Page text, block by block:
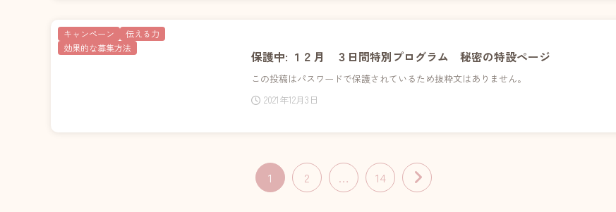
保護中: １２月 ３日間特別プログラム 秘密の特設ページ
この投稿はパスワードで保護されているため抜粋文はありません。
2021年12月3日
キャンペーン
伝える力
効果的な募集方法
1 2 … 14